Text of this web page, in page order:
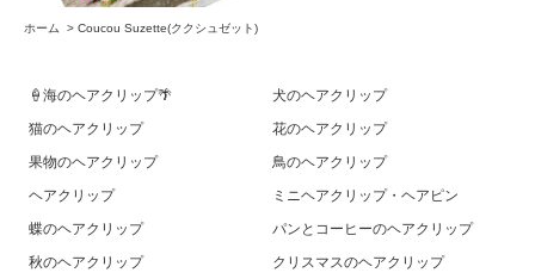
ホーム > Coucou Suzette(ククシュゼット)
🍦海のヘアクリップ🌴
犬のヘアクリップ
猫のヘアクリップ
花のヘアクリップ
果物のヘアクリップ
鳥のヘアクリップ
ヘアクリップ
ミニヘアクリップ・ヘアピン
蝶のヘアクリップ
パンとコーヒーのヘアクリップ
秋のヘアクリップ
クリスマスのヘアクリップ